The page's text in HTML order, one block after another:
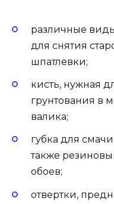
различные
для снятия
шпатлевки;
кисть, нужная
грунтования в
валика;
губка для
также
обоев;
отвертки,